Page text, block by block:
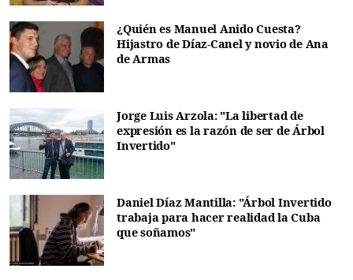
¿Quién es Manuel Anido Cuesta?
Hijastro de Díaz-Canel y novio de Ana
de Armas
Jorge Luis Arzola: "La libertad de
expresión es la razón de ser de Árbol
Invertido"
Daniel Díaz Mantilla: "Árbol Invertido
trabaja para hacer realidad la Cuba
que soñamos"